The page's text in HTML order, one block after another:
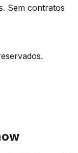
Sem contratos